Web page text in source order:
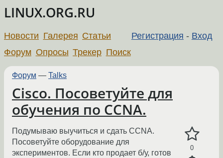
LINUX.ORG.RU
Регистрация - Вход
Новости Галерея Статьи
Форум Опросы Трекер Поиск
Форум — Talks
Cisco. Посоветуйте для
обучения по CCNA.
0
Подумываю выучиться и сдать CCNA.
Посоветуйте оборудование для
экспериментов. Если кто продает б/у, готов